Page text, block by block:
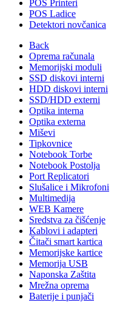
POS Printeri
POS Ladice
Detektori novčanica
Back
Oprema računala
Memorijski moduli
SSD diskovi interni
HDD diskovi interni
SSD/HDD externi
Optika interna
Optika externa
Miševi
Tipkovnice
Notebook Torbe
Notebook Postolja
Port Replicatori
Slušalice i Mikrofoni
Multimedija
WEB Kamere
Sredstva za čišćenje
Kablovi i adapteri
Čitači smart kartica
Memorijske kartice
Memorija USB
Naponska Zaštita
Mrežna oprema
Baterije i punjači